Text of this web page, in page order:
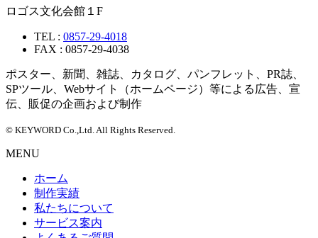
ロゴス文化会館１F
TEL : 0857-29-4018
FAX : 0857-29-4038
ポスター、新聞、雑誌、カタログ、パンフレット、PR誌、
SPツール、Webサイト（ホームページ）等による広告、宣
伝、販促の企画および制作
© KEYWORD Co.,Ltd. All Rights Reserved.
MENU
ホーム
制作実績
私たちについて
サービス案内